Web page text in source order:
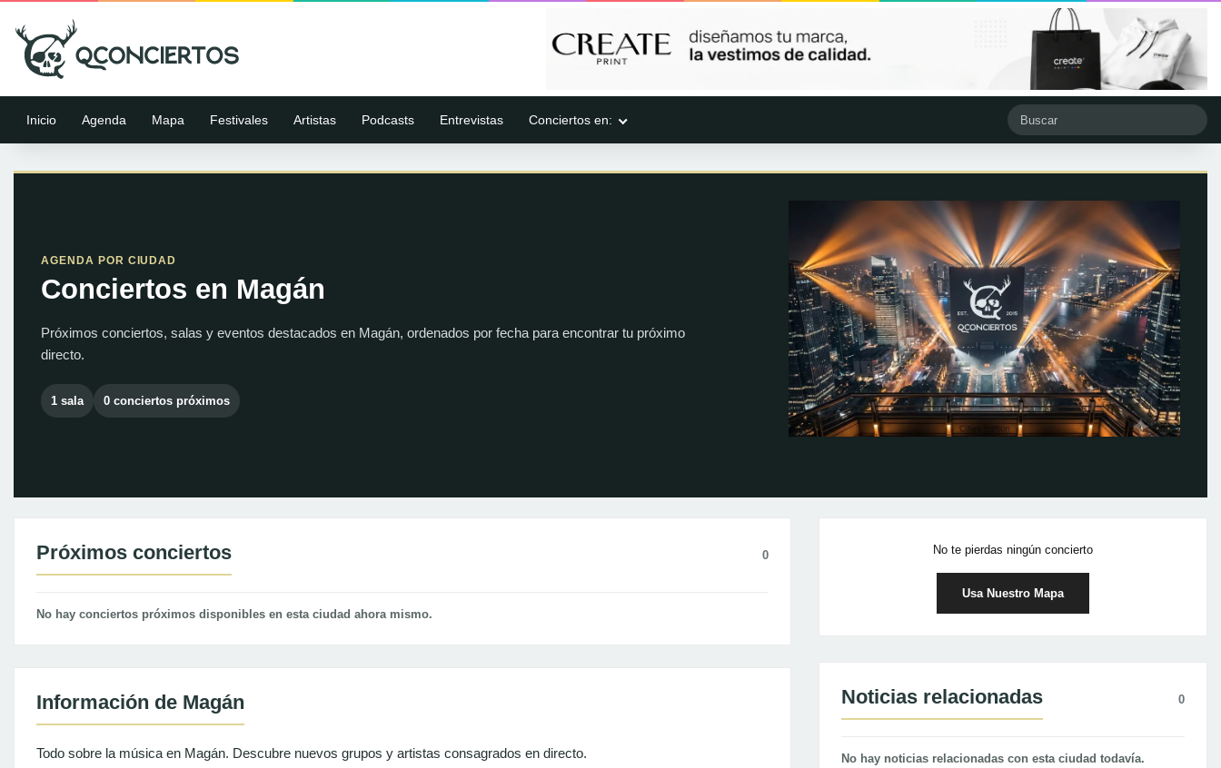
Inicio Agenda Mapa Festivales Artistas Podcasts Entrevistas Conciertos en:
AGENDA POR CIUDAD
Conciertos en Magán
Próximos conciertos, salas y eventos destacados en Magán, ordenados por fecha para encontrar tu próximo
directo.
1 sala 0 conciertos próximos
Próximos conciertos 0
No hay conciertos próximos disponibles en esta ciudad ahora mismo.
Información de Magán
Todo sobre la música en Magán. Descubre nuevos grupos y artistas consagrados en directo.
No te pierdas ningún concierto
Usa Nuestro Mapa
Noticias relacionadas 0
No hay noticias relacionadas con esta ciudad todavía.